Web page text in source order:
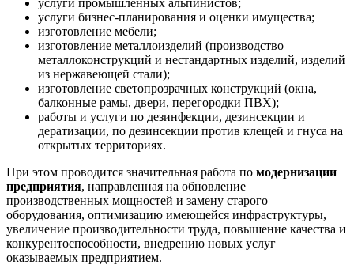
услуги промышленных альпинистов;
услуги бизнес-планирования и оценки имущества;
изготовление мебели;
изготовление металлоизделий (производство
металлоконструкций и нестандартных изделий, изделий
из нержавеющей стали);
изготовление светопрозрачных конструкций (окна,
балконные рамы, двери, перегородки ПВХ);
работы и услуги по дезинфекции, дезинсекции и
дератизации, по дезинсекции против клещей и гнуса на
открытых территориях.
При этом проводится значительная работа по модернизации
предприятия, направленная на обновление
производственных мощностей и замену старого
оборудования, оптимизацию имеющейся инфраструктуры,
увеличение производительности труда, повышение качества и
конкурентоспособности, внедрению новых услуг
оказываемых предприятием.